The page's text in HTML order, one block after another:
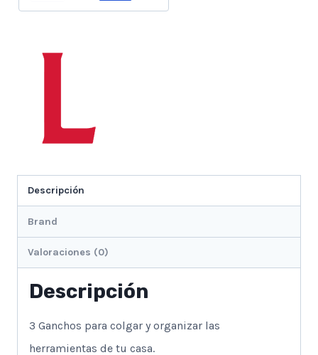
Descripción
Brand
Valoraciones (0)
Descripción
3 Ganchos para colgar y organizar las
herramientas de tu casa.